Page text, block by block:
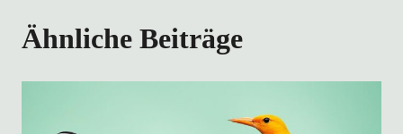
Ähnliche Beiträge